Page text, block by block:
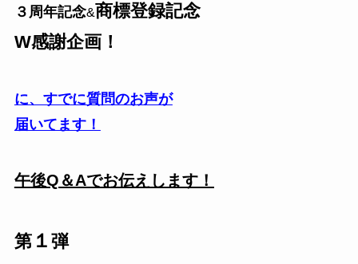
３周年記念&商標登録記念
W感謝企画！
に、すでに質問のお声が
届いてます！
午後Q＆Aでお伝えします！
第１ 弾